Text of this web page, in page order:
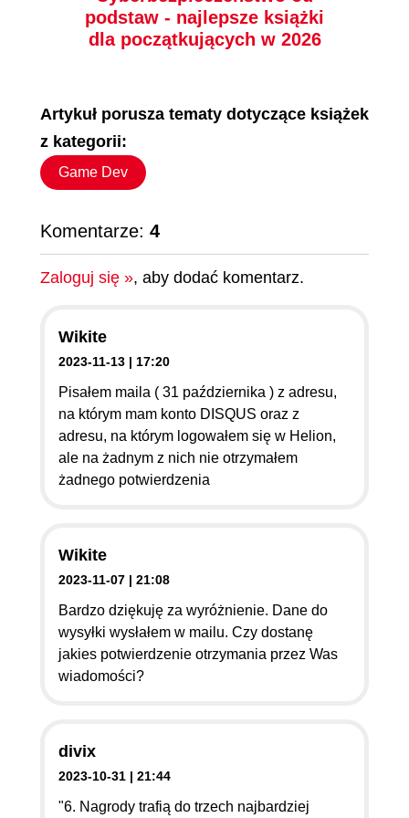
Wireshark. Analiza
ruchu sieciowego i
90.89 zł
149.00 zł (-39%)
Aplikacje oparte na
agentach AI.
62.37 zł
99.00 zł (-37%)
systemy uczenia
maszynowego.
aplikacji gotowych do
Chip Huyen Chip Huyen
podstaw - najlepsze książki
dla początkujących w 2026
Artykuł porusza tematy dotyczące książek
z kategorii:
Game Dev
Komentarze: 4
Zaloguj się », aby dodać komentarz.
Wikite
2023-11-13 | 17:20
Pisałem maila ( 31 października ) z adresu,
na którym mam konto DISQUS oraz z
adresu, na którym logowałem się w Helion,
ale na żadnym z nich nie otrzymałem
żadnego potwierdzenia
Wikite
2023-11-07 | 21:08
Bardzo dziękuję za wyróżnienie. Dane do
wysyłki wysłałem w mailu. Czy dostanę
jakies potwierdzenie otrzymania przez Was
wiadomości?
divix
2023-10-31 | 21:44
"6. Nagrody trafią do trzech najbardziej